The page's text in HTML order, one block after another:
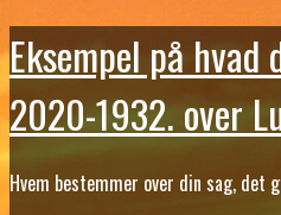
Eksempel på
2020-1932. over
Hvem bestemmer over din sag, det